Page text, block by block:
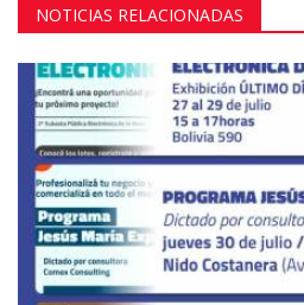
NOTICIAS RELACIONADAS